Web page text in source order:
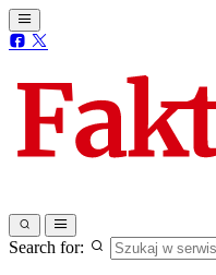
Search for: